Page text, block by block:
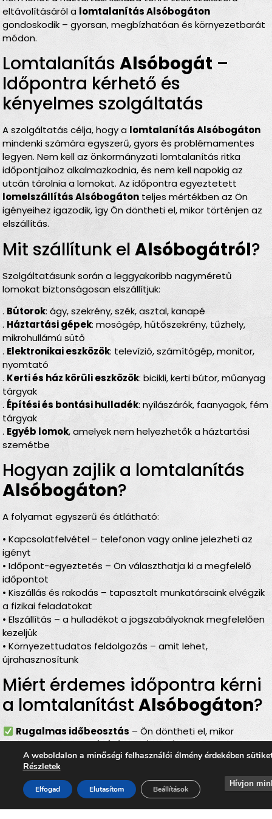
eltávolításáról a lomtalanítás Alsóbogáton
gondoskodik – gyorsan, megbízhatóan és környezetbarát
módon.
LomtalanításAlsóbogát –
Időpontra kérhető és
kényelmes szolgáltatás
A szolgáltatás célja, hogy a lomtalanítás Alsóbogáton
mindenki számára egyszerű, gyors és problémamentes
legyen. Nem kell az önkormányzati lomtalanítás ritka
időpontjaihoz alkalmazkodnia, és nem kell napokig az
utcán tárolnia a lomokat. Az időpontra egyeztetett
lomelszállítás Alsóbogáton teljes mértékben az Ön
igényeihez igazodik, így Ön döntheti el, mikor történjen az
elszállítás.
Mit szállítunk elAlsóbogátról?
Szolgáltatásunk során a leggyakoribb nagyméretű
lomokat biztonságosan elszállítjuk:
. Bútorok: ágy, szekrény, szék, asztal, kanapé
. Háztartási gépek: mosógép, hűtőszekrény, tűzhely,
mikrohullámú sütő
. Elektronikai eszközök: televízió, számítógép, monitor,
nyomtató
. Kerti és ház körüli eszközök: bicikli, kerti bútor, műanyag
tárgyak
. Építési és bontási hulladék: nyílászárók, faanyagok, fém
tárgyak
. Egyéb lomok, amelyek nem helyezhetők a háztartási
szemétbe
Hogyan zajlik a lomtalanítás
Alsóbogáton?
A folyamat egyszerű és átlátható:
• Kapcsolatfelvétel – telefonon vagy online jelezheti az
igényt
• Időpont-egyeztetés – Ön választhatja ki a megfelelő
időpontot
• Kiszállás és rakodás – tapasztalt munkatársaink elvégzik
a fizikai feladatokat
• Elszállítás – a hulladékot a jogszabályoknak megfelelően
kezeljük
• Környezettudatos feldolgozás – amit lehet,
újrahasznosítunk
Miért érdemes időpontra kérni
a lomtalanítástAlsóbogáton?
Rugalmas időbeosztás – Ön döntheti el, mikor
történjen alomelszállítás Alsóbogáton
Komplett szolgáltatás– rakodás, szállítás és
elszámolás egyben
Bírságmentes megoldás – nem kell közterületre
kihelyezni a lomokat
Környezetbarát feldolgozás– felelős, szelektív
A weboldalon a minőségi felhasználói élmény érdekében
Részletek
Elfogad Elutasítom Beállítások
Hívjon